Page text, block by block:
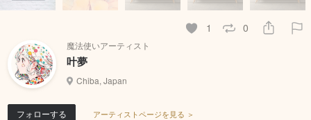
1 0
魔法使いアーティスト
叶夢
Chiba, Japan
フォローする アーティストページを見る ＞